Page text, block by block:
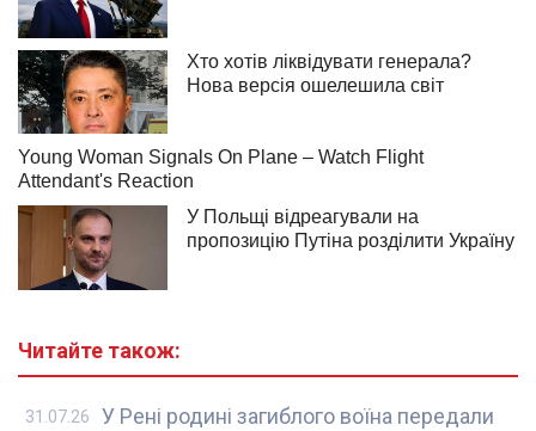
Читайте також:
У Рені родині загиблого воїна передали
31.07.26